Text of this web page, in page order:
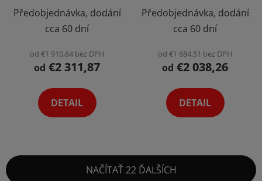
Obrazovka P2.604 Pixel
Možnosť Customizácie
Předobjednávka, dodání
cca 60 dní
od €1 910,64 bez DPH
od €2 311,87
DETAIL
Obrazovka P2.976 Pixel
Možnosť Customizácie
Výber Variant
Předobjednávka, dodání
cca 60 dní
od €1 684,51 bez DPH
od €2 038,26
DETAIL
NAČÍTAŤ 22 ĎALŠÍCH